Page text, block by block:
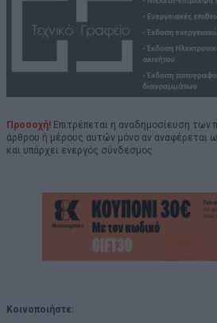
Προσοχή! Επιτρέπεται η αναδημοσίευση
άρθρου ή μέρους αυτών μόνο αν αναφέρεται
και υπάρχει ενεργός σύνδεσμος.
Κοινοποιήστε: